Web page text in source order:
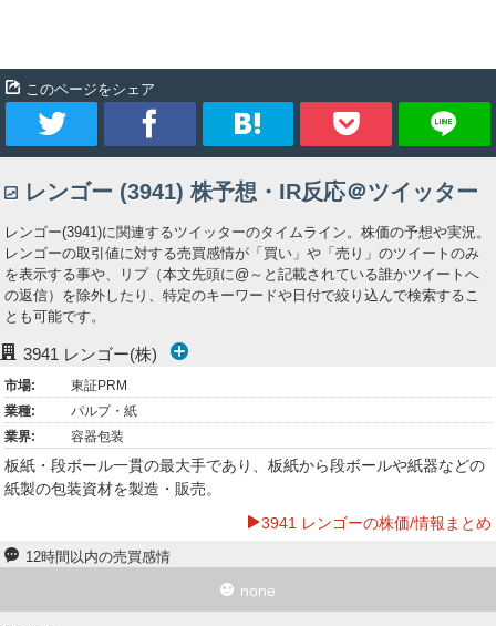
このページをシェア
イ
ー
ト
ェ
ア
ッ
ク
マ
ク
レンゴー (3941) 株予想・IR反応＠ツイッター
レンゴー(3941)に関連するツイッターのタイムライン。株価の予想や実況。
レンゴーの取引値に対する売買感情が「買い」や「売り」のツイートのみ
を表示する事や、リプ（本文先頭に@～と記載されている誰かツイートへ
の返信）を除外したり、特定のキーワードや日付で絞り込んで検索するこ
とも可能です。
3941 レンゴー(株)
市場:
東証PRM
業種:
パルプ・紙
業界:
容器包装
板紙・段ボール一貫の最大手であり、板紙から段ボールや紙器などの
紙製の包装資材を製造・販売。
3941 レンゴーの株価/情報まとめ
12時間以内の売買感情
none